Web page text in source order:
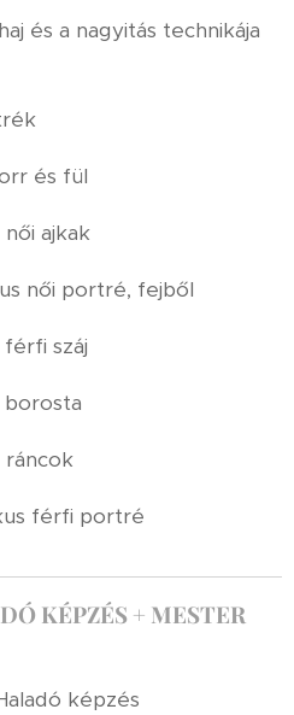
és a nagyitás technikája
és fül
ajkak
női portré, fejből
férfi száj
borosta
ráncok
férfi portré
KÉPZÉS + MESTER
képzés